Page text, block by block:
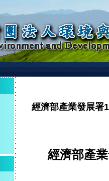
經濟部產業發展署
經濟部產